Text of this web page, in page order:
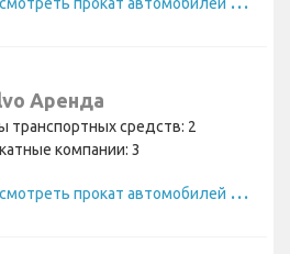
Аренда
транспортных средств: 2
компании: 3
П
росмотреть прокат автомобилей Volvo